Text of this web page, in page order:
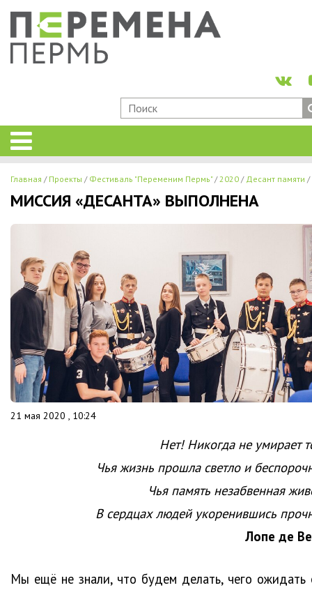
Главная Проекты Фестиваль "Переменим Пермь" 2020 Десант памяти
МИССИЯ «ДЕСАНТА» ВЫПОЛНЕНА
21 мая 2020 , 10:24
Нет! Никогда не умирает
Чья жизнь прошла светло и
Чья память незабвенная
В сердцах людей укоренившись
Лопе де
Мы ещё не знали, что будем делать, чего ожидать